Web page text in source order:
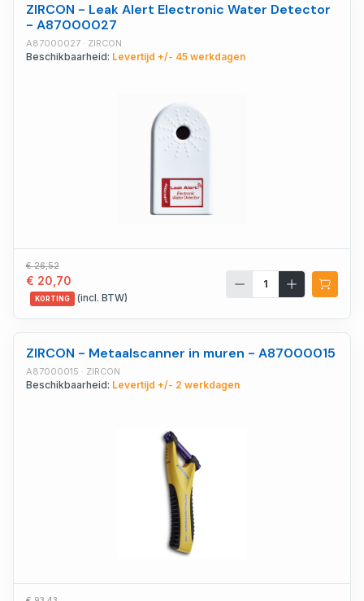
ZIRCON - Leak Alert Electronic Water Detector
- A87000027
A87000027 · ZIRCON
Beschikbaarheid: Levertijd +/- 45 werkdagen
€ 26,52
€ 20,70
KORTING (incl. BTW)
ZIRCON - Metaalscanner in muren - A87000015
A87000015 · ZIRCON
Beschikbaarheid: Levertijd +/- 2 werkdagen